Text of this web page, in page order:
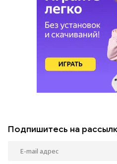
Подпишитесь на